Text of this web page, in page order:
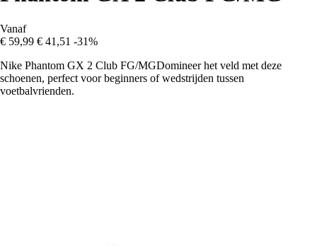
Vanaf
€ 59,99 € 41,51 -31%
Nike Phantom GX 2 Club FG/MGDomineer het veld met deze
schoenen, perfect voor beginners of wedstrijden tussen
voetbalvrienden.